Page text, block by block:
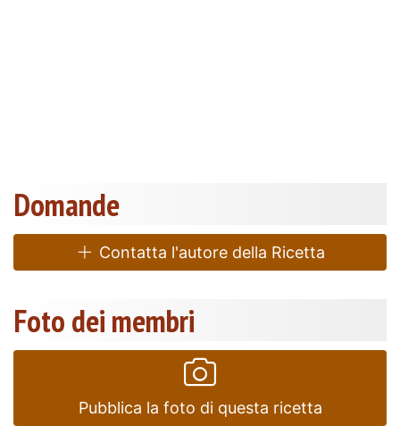
Domande
Contatta l'autore della Ricetta
Foto dei membri
Pubblica la foto di questa ricetta